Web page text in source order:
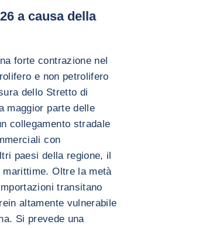
a causa della
forte contrazione nel
e non petrolifero
dello Stretto di
maggior parte delle
collegamento stradale
con
paesi della regione, il
marittime. Oltre la metà
transitano
altamente vulnerabile
Si prevede una